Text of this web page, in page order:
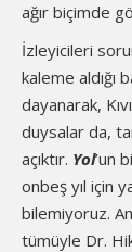
ağır biçimde
İzleyicileri
kaleme aldığı
dayanarak,
duysalar da,
açıktır. Yol’un
onbeş yıl için
bilemiyoruz.
tümüyle Dr.